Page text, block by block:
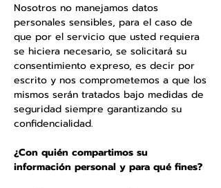
Nosotros no manejamos datos
personales sensibles, para el caso de
que por el servicio que usted requiera
se hiciera necesario, se solicitará su
consentimiento expreso, es decir por
escrito y nos comprometemos a que los
mismos serán tratados bajo medidas de
seguridad siempre garantizando su
confidencialidad.
¿Con quién compartimos su
información personal y para qué fines?